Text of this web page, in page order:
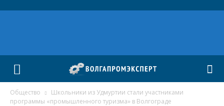
Общество
Школьники из Удмуртии стали участниками
программы «промышленного туризма» в Волгограде